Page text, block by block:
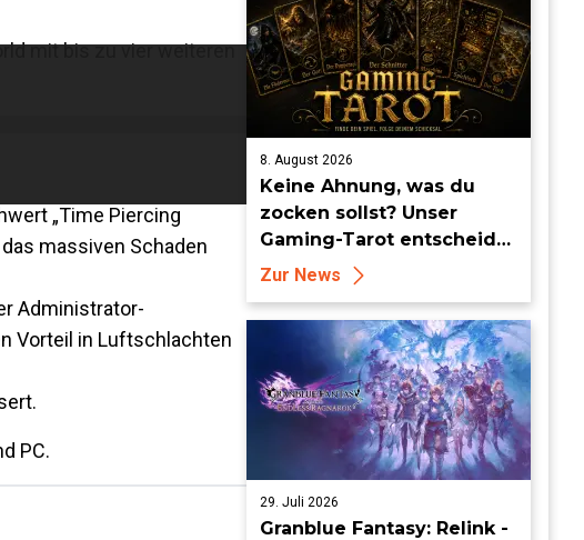
mit bis zu vier weiteren
„Time Piercing
massiven Schaden
Administrator-
Vorteil in Luftschlachten
PC.
8. August 2026
Keine Ahnung, was du
zocken sollst? Unser
Gaming-Tarot entscheidet
für dich!
Zur News
29. Juli 2026
Granblue Fantasy: Relink -